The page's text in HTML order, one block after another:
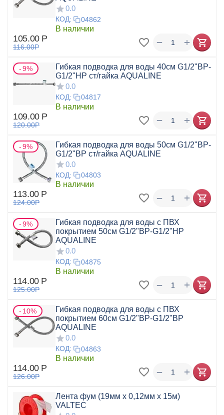
0.0
КОД: 04862
В наличии
105.00 Р
116.00Р +
−
9%
Гибкая подводка для воды 40см G1/2"ВР-
G1/2"НР ст/гайка AQUALINE
0.0
КОД: 04817
В наличии
109.00 Р
120.00Р +
−
9%
Гибкая подводка для воды 50см G1/2"ВР-
G1/2"ВР ст/гайка AQUALINE
0.0
КОД: 04803
В наличии
113.00 Р
124.00Р +
−
9%
Гибкая подводка для воды с ПВХ
покрытием 50см G1/2"ВР-G1/2"НР
AQUALINE
0.0
КОД: 04875
В наличии
114.00 Р
125.00Р +
−
10%
Гибкая подводка для воды с ПВХ
покрытием 60см G1/2"ВР-G1/2"ВР
AQUALINE
0.0
КОД: 04863
В наличии
114.00 Р
126.00Р +
−
Лента фум (19мм х 0,12мм х 15м)
VALTEC